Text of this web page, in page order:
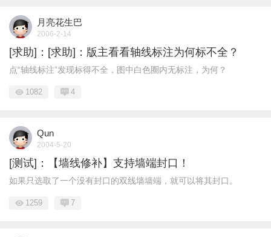
月亮花生巴
2006-2-14
[求助]：[求助]：版主看看轴线标注为何标不全？
点“轴线标注”发现标得不全，图中白色圈内无标注，为何？
1082 4
Qun
2004-5-20
[测试]：【墙线修补】支持墙端封口！
如果只选取了一个没有封口的双线墙墙端，就可以将其封口。
1259 7